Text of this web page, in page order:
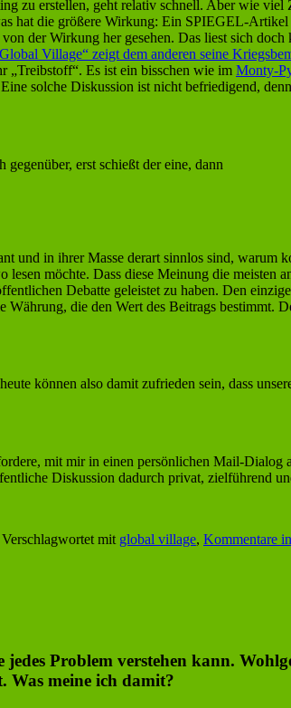
zu erstellen, geht relativ schnell. Aber wie
hat die größere Wirkung: Ein SPIEGEL-
der Wirkung her gesehen. Das liest sich
Village“ zeigt dem anderen seine
„Treibstoff“. Es ist ein bisschen wie im Monty-
solche Diskussion ist nicht befriedigend,
erst schießt der eine, dann
und in ihrer Masse derart sinnlos sind, warum
möchte. Dass diese Meinung die meisten
Debatte geleistet zu haben. Den
die den Wert des Beitrags
können also damit zufrieden sein, dass
mit mir in einen persönlichen Mail-
Diskussion dadurch privat, zielführend
Verschlagwortet mit global village, Kommentare
Problem verstehen kann.
. Was meine ich damit?